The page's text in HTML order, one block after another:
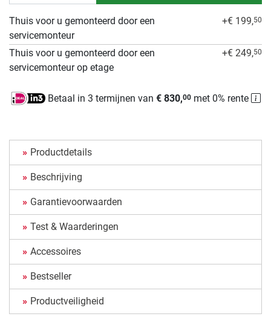
Thuis voor u gemonteerd door een
servicemonteur
+€ 199,50
Thuis voor u gemonteerd door een
servicemonteur op etage
+€ 249,50
Betaal in 3 termijnen van € 830,00 met 0% rente
Productdetails
Beschrijving
Garantievoorwaarden
Test & Waarderingen
Accessoires
Bestseller
Productveiligheid